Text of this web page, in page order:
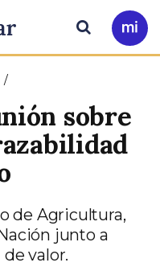
Ir
a
Buscar
sobre
de Agricultura,
junto a
valor.